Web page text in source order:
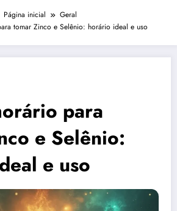
Página inicial
Geral
tomar Zinco e Selênio: horário ideal e uso
para
e Selênio:
e uso